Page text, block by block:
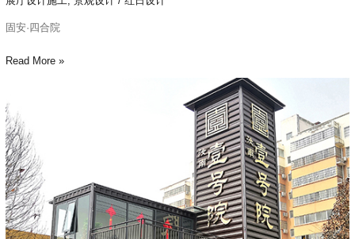
固安·四合院
Read More »
南
壹
号
院
集
装
箱
售